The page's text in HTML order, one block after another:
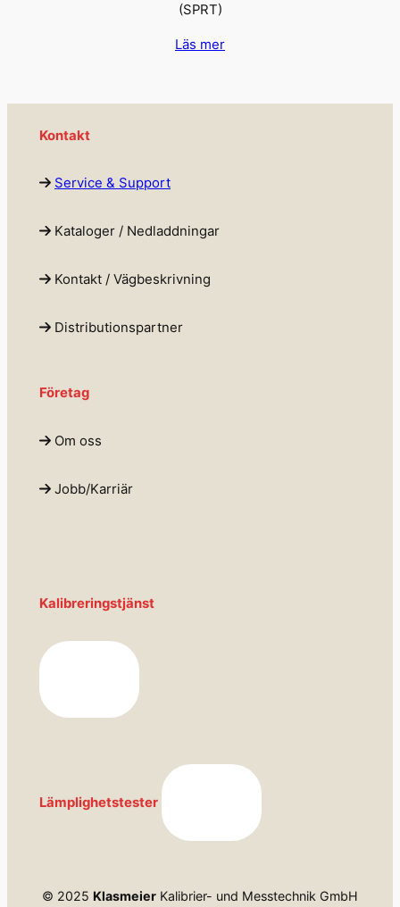
(SPRT)
Läs mer
Kontakt
Service & Support
Kataloger / Nedladdningar
Kontakt / Vägbeskrivning
Distributionspartner
Företag
Om oss
Jobb/Karriär
Kalibreringstjänst
Lämplighetstester
© 2025 Klasmeier Kalibrier- und Messtechnik GmbH